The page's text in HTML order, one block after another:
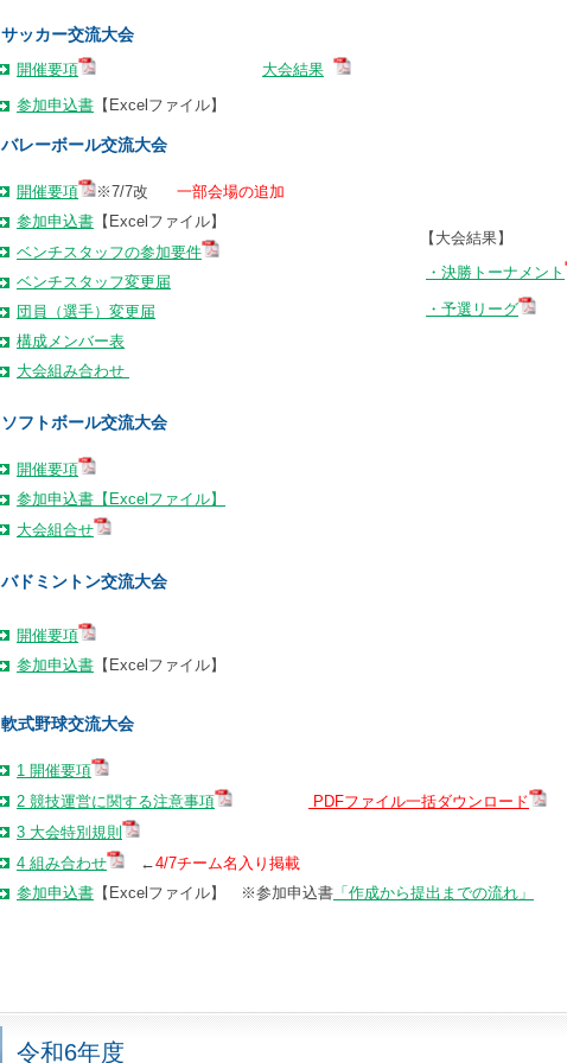
サッカー交流大会
開催要項
大会結果
参加申込書 【Excelファイル】
バレーボール交流大会
開催要項 ※7/7改 一部会場の追加
参加申込書 【Excelファイル】
ベンチスタッフの参加要件
ベンチスタッフ変更届
団員（選手）変更届
構成メンバー表
大会組み合わせ
【大会結果】
・決勝トーナメント
・予選リーグ
ソフトボール交流大会
開催要項
参加申込書【Excelファイル】
大会組合せ
バドミントン交流大会
開催要項
参加申込書 【Excelファイル】
軟式野球交流大会
1 開催要項
2 競技運営に関する注意事項
PDFファイル一括ダウンロード
3 大会特別規則
4 組み合わせ
←4/7チーム名入り掲載
参加申込書 【Excelファイル】 ※参加申込書 「作成から提出までの流れ」
令和6年度